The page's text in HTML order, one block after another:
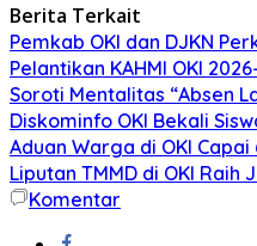
Berita Terkait
Pemkab OKI dan DJKN
Pelantikan KAHMI OKI
Soroti Mentalitas “Absen
Diskominfo OKI Bekali
Aduan Warga di OKI
Liputan TMMD di OKI Raih
Komentar